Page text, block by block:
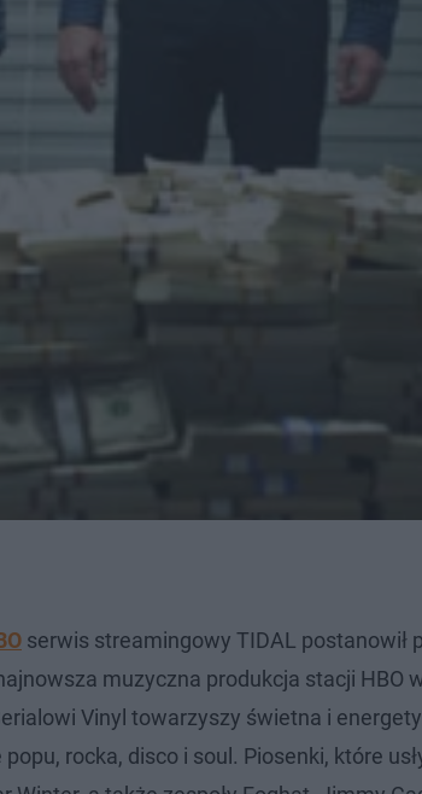
serwis streamingowy TIDAL postanowił
muzyczna produkcja stacji HBO
Vinyl towarzyszy świetna i
rocka, disco i soul. Piosenki, które